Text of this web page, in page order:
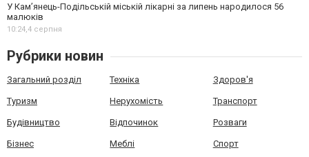
У Кам’янець-Подільській міській лікарні за липень народилося 56
малюків
10:24,4 серпня
Рубрики новин
Загальний розділ Техніка Здоров'я
Туризм Нерухомість Транспорт
Будівництво Відпочинок Розваги
Бізнес Меблі Спорт